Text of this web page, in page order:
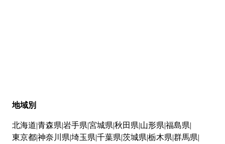
地域別
北海道 青森県 岩手県 宮城県 秋田県 山形県 福島県
東京都神奈川県 埼玉県 千葉県 茨城県 栃木県 群馬県